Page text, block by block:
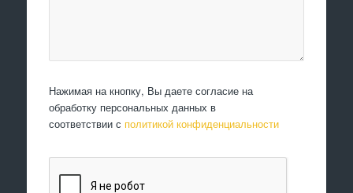
Нажимая на кнопку, Вы даете согласие на
обработку персональных данных в
соответствии с политикой конфиденциальности